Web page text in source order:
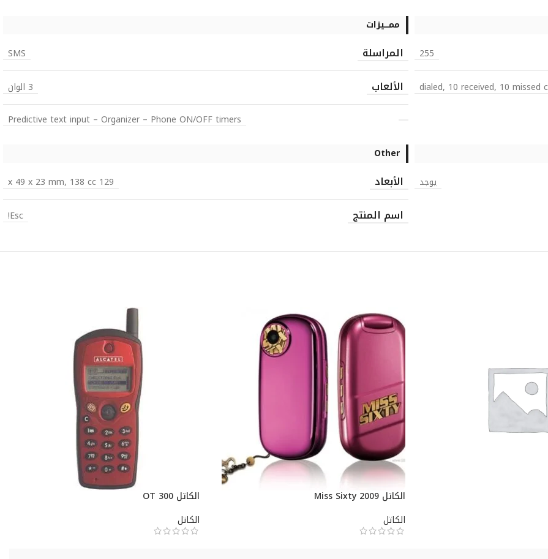
255
ممـــيزات
المراسلة SMS
الألعاب
3 الوان
Predictive text input – Organizer – Phone ON/OFF timers
يوجد
Other
الأبعاد 129 x 49 x 23 mm, 138 cc
اسم المنتج Esc!
الكاتل Miss Sixty 2009
الكاتل
الكاتل OT 300
الكاتل